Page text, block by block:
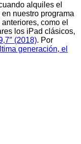
alquiles el
nuestro programa
como el
los iPad clásicos,
(2018). Por
generación, el